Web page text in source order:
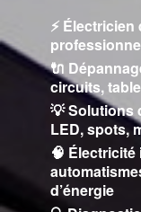
⚡
🔌
circuits,
💡 Solutions
LED, spots,
🧠
d’énergie